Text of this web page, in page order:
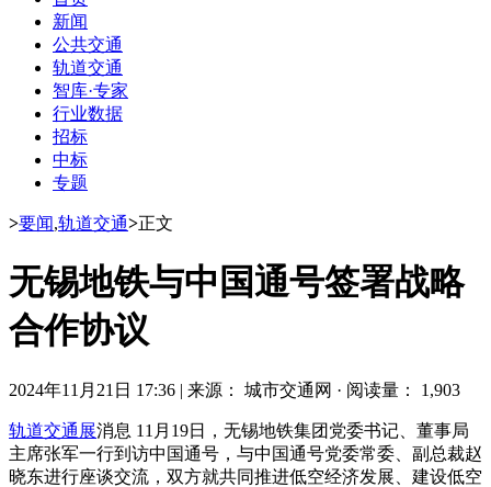
新闻
公共交通
轨道交通
智库·专家
行业数据
招标
中标
专题
>要闻,轨道交通>正文
无锡地铁与中国通号签署战略
合作协议
2024年11月21日 17:36 | 来源： 城市交通网 · 阅读量： 1,903
轨道交通展消息 11月19日，无锡地铁集团党委书记、董事局
主席张军一行到访中国通号，与中国通号党委常委、副总裁赵
晓东进行座谈交流，双方就共同推进低空经济发展、建设低空